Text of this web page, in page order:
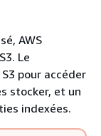
AWS
Le
pour accéder
stocker, et un
indexées.